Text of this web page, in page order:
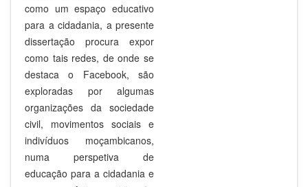
como um espaço educativo
para a cidadania, a presente
dissertação procura expor
como tais redes, de onde se
destaca o Facebook, são
exploradas por algumas
organizações da sociedade
civil, movimentos sociais e
indivíduos moçambicanos,
numa perspetiva de
educação para a cidadania e